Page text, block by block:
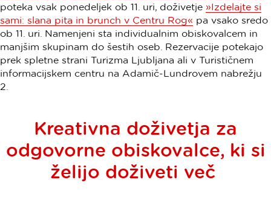
poteka vsak ponedeljek ob 11. uri, doživetje »Izdelajte si
sami: slana pita in brunch v Centru Rog« pa vsako sredo
ob 11. uri. Namenjeni sta individualnim obiskovalcem in
manjšim skupinam do šestih oseb. Rezervacije potekajo
prek spletne strani Turizma Ljubljana ali v Turističnem
informacijskem centru na Adamič-Lundrovem nabrežju
2.
Kreativna doživetja za
odgovorne obiskovalce, ki si
želijo doživeti več